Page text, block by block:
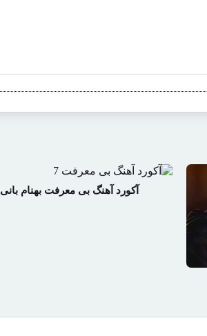
آکورد آهنگ بی معرفت بهنام بانی